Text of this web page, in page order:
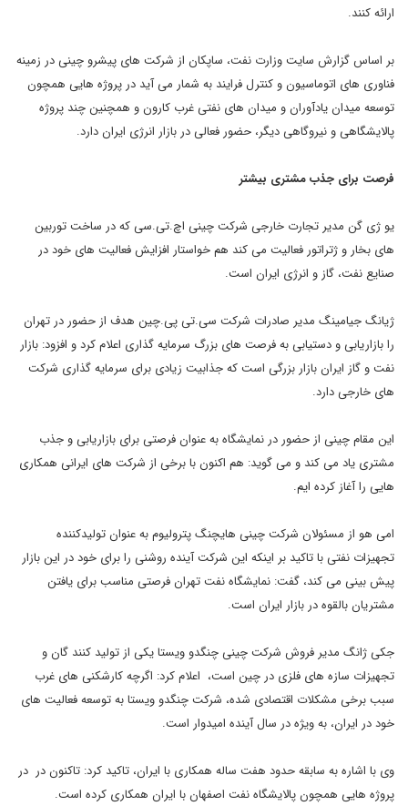
ارائه کنند.
بر اساس گزارش سایت وزارت نفت، ساپکان از شرکت های پیشرو چینی در زمینه
فناوری های اتوماسیون و کنترل فرایند به شمار می آید در پروژه هایی همچون
توسعه میدان یادآوران و میدان های نفتی غرب کارون و همچنین چند پروژه
پالایشگاهی و نیروگاهی دیگر، حضور فعالی در بازار انرژی ایران دارد.
فرصت برای جذب مشتری بیشتر
یو ژی گن مدیر تجارت خارجی شرکت چینی اچ.تی.سی که در ساخت توربین
های بخار و ژتراتور فعالیت می کند هم خواستار افزایش فعالیت های خود در
صنایع نفت، گاز و انرژی ایران است.
ژیانگ جیامینگ مدیر صادرات شرکت سی.تی پی.چین هدف از حضور در تهران
را بازاریابی و دستیابی به فرصت های بزرگ سرمایه گذاری اعلام کرد و افزود: بازار
نفت و گاز ایران بازار بزرگی است که جذابیت زیادی برای سرمایه گذاری شرکت
های خارجی دارد.
این مقام چینی از حضور در نمایشگاه به عنوان فرصتی برای بازاریابی و جذب
مشتری یاد می کند و می گوید: هم اکنون با برخی از شرکت های ایرانی همکاری
هایی را آغاز کرده ایم.
امی هو از مسئولان شرکت چینی هایچنگ پترولیوم به عنوان تولیدکننده
تجهیزات نفتی با تاکید بر اینکه این شرکت آینده روشنی را برای خود در این بازار
پیش بینی می کند، گفت: نمایشگاه نفت تهران فرصتی مناسب برای یافتن
مشتریان بالقوه در بازار ایران است.
جکی ژانگ مدیر فروش شرکت چینی چنگدو ویستا یکی از تولید کنند گان و
تجهیزات سازه های فلزی در چین است، اعلام کرد: اگرچه کارشکنی های غرب
سبب برخی مشکلات اقتصادی شده، شرکت چنگدو ویستا به توسعه فعالیت های
خود در ایران، به ویژه در سال آینده امیدوار است.
وی با اشاره به سابقه حدود هفت ساله همکاری با ایران، تاکید کرد: تاکنون در در
پروژه هایی همچون پالایشگاه نفت اصفهان با ایران همکاری کرده است.